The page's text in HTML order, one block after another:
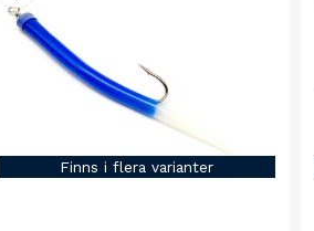
Finns i flera varianter